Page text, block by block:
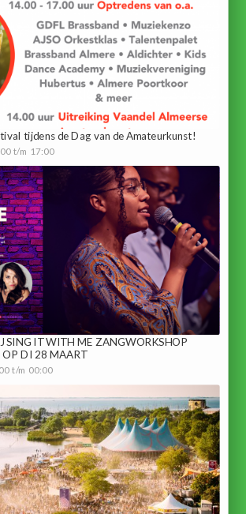
tijdens de Dag van de Amateurkunst!
t/m 17:00
SING IT WITH ME ZANGWORKSHOP
OP DI 28 MAART
t/m 00:00